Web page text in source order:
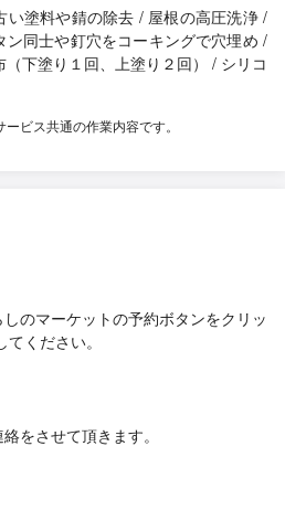
い塗料や錆の除去 / 屋根の高圧洗浄 /
同士や釘穴をコーキングで穴埋め /
下塗り１回、上塗り２回） / シリコ
ビス共通の作業内容です。
のマーケットの予約ボタンをクリッ
ください。
をさせて頂きます。